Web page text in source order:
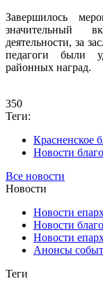
Завершилось
значительный
деятельности, за
педагоги были
районных наград.
350
Теги:
Красненское
Новости
Все новости
Новости
Новости
Новости
Новости
Анонсы
Теги